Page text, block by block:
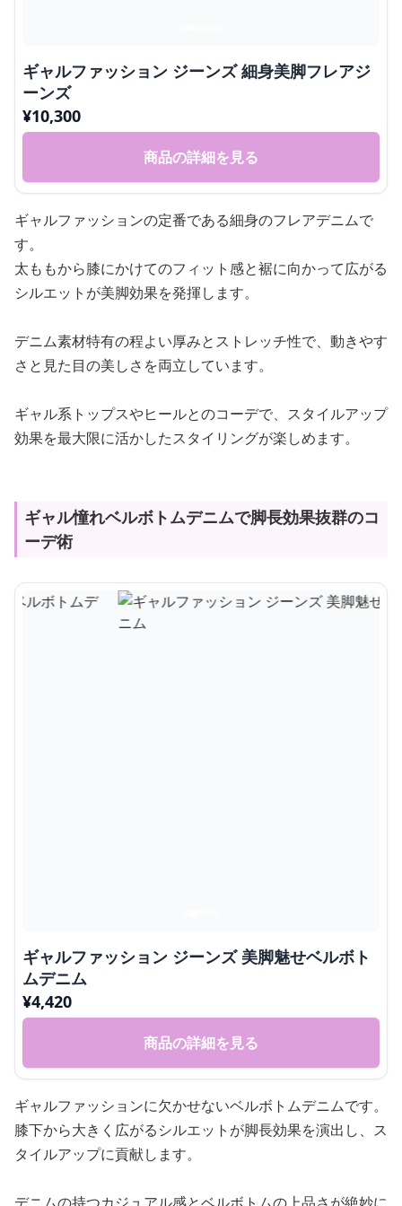
ギャルファッション ジーンズ 細身美脚フレアジ
ーンズ
¥10,300
商品の詳細を見る
ギャルファッションの定番である細身のフレアデニムで
す。
太ももから膝にかけてのフィット感と裾に向かって広がる
シルエットが美脚効果を発揮します。
デニム素材特有の程よい厚みとストレッチ性で、動きやす
さと見た目の美しさを両立しています。
ギャル系トップスやヒールとのコーデで、スタイルアップ
効果を最大限に活かしたスタイリングが楽しめます。
ギャル憧れベルボトムデニムで脚長効果抜群のコ
ーデ術
ギャルファッション ジーンズ 美脚魅せベルボト
ムデニム
¥4,420
商品の詳細を見る
ギャルファッションに欠かせないベルボトムデニムです。
膝下から大きく広がるシルエットが脚長効果を演出し、ス
タイルアップに貢献します。